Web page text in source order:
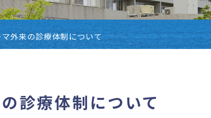
外来の診療体制について
診療体制について